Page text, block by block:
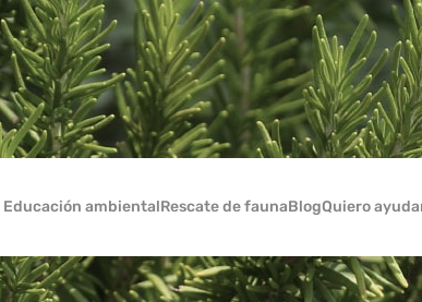
Educación ambientalRescate de faunaBlogQuiero